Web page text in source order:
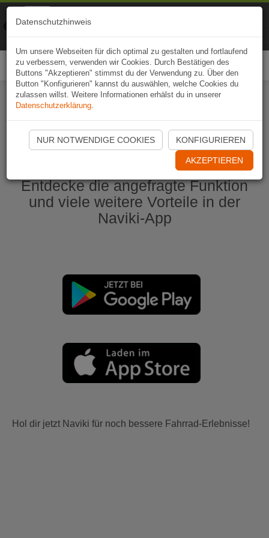
Naviki App jetzt öffnen
Entdecke die angefragte Funktion
und viele weitere Vorteile in der
Naviki-App
Hol dir jetzt Naviki für noch bessere Fahrrad-Erlebnisse!
Datenschutzhinweis
Um unsere Webseiten für dich optimal zu gestalten und fortlaufend
zu verbessern, verwenden wir Cookies. Durch Bestätigen des
Buttons "Akzeptieren" stimmst du der Verwendung zu. Über den
Button "Konfigurieren" kannst du auswählen, welche Cookies du
zulassen willst. Weitere Informationen erhälst du in unserer
Datenschutzerklärung.
NUR NOTWENDIGE COOKIES KONFIGURIEREN
AKZEPTIEREN
Naviki